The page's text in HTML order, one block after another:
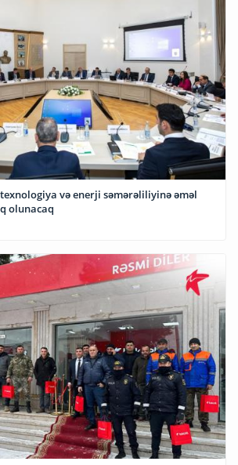
və enerji səmərəliliyinə əməl
olunacaq